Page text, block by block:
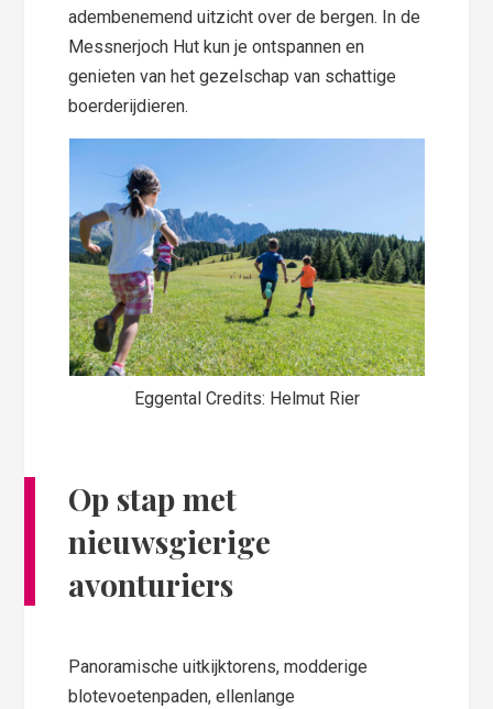
adembenemend uitzicht over de bergen. In de
Messnerjoch Hut kun je ontspannen en
genieten van het gezelschap van schattige
boerderijdieren.
Eggental Credits: Helmut Rier
Op stap met
nieuwsgierige
avonturiers
Panoramische uitkijktorens, modderige
blotevoetenpaden, ellenlange